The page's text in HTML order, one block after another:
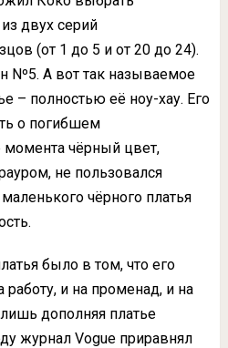
двух серий
(от 1 до 5 и от 20 до 24).
А вот так называемое
– полностью её ноу-хау. Его
о погибшем
чёрный цвет,
не пользовался
чёрного платья
было в том, что его
и на променад, и на
дополняя платье
журнал Vogue приравнял